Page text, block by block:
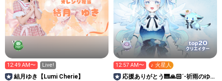
12:49 AM〜 Live!
結月ゆき【Lumi Cherie】
top20
クリエイター
12:57 AM〜 ♪ 火星人
応援ありがとう🎹🙏🏻´-祈雨のゆ